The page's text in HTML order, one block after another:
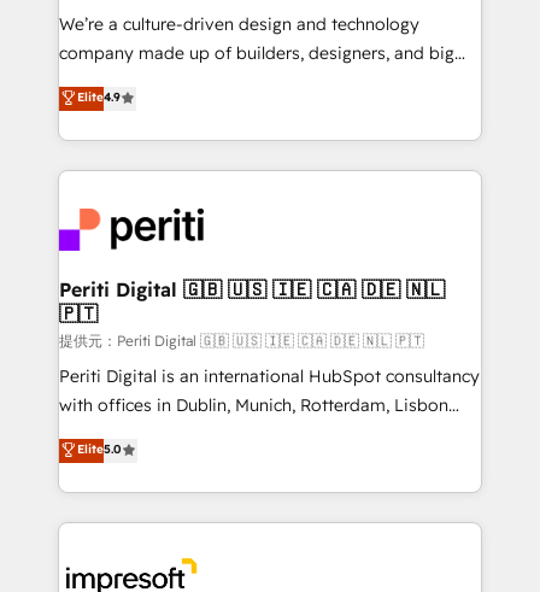
Portuguese, and English to design scalable strategies
that drive measurable growth. 🌎 Highlights: • 10+
Platform Migration Excellence. • Top 3 Partner of the
Year LATAM 2022, 2023, 2024, 2025. • Partner of the
business with HubSpot? Let Cebra’s experts help
you grow faster, smarter, and with impact.
We’re a culture-driven design and technology
company made up of builders, designers, and big
thinkers. We blend strategy, design, and
development—always fueled by curiosity—to turn
ideas, opportunities, and challenges into meaningful
experiences. To us, technology is more than just
and—most importantly—simple. That’s why we lean
into bold ideas and shape them into thoughtful
products and strategies that actually make a
difference.
Elite4.9
Periti Digital 🇬🇧 🇺🇸 🇮🇪 🇨🇦 🇩🇪 🇳🇱
🇵🇹
提供元：Periti Digital 🇬🇧 🇺🇸 🇮🇪 🇨🇦 🇩🇪 🇳🇱 🇵🇹
Periti Digital is an international HubSpot consultancy
with offices in Dublin, Munich, Rotterdam, Lisbon
and New York. 🔎 We are focused on enhancing
revenue-generation strategies for clients through
complete integration of core business processes
and systems (such as ERP and e-commerce
results. 🎯 We present a solution-centric approach
Elite5.0